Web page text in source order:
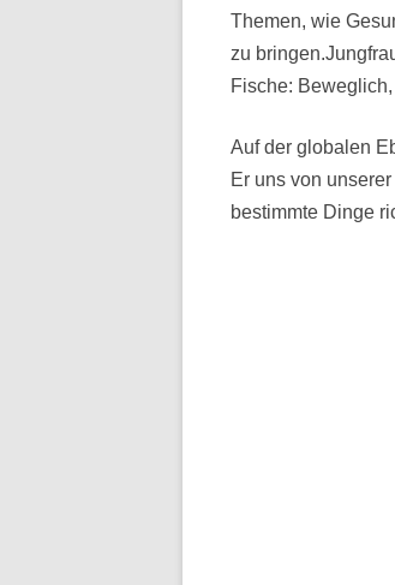
Themen, wie
zu bringen.
Fische:
Auf der globalen
Er uns von
bestimmte Dinge